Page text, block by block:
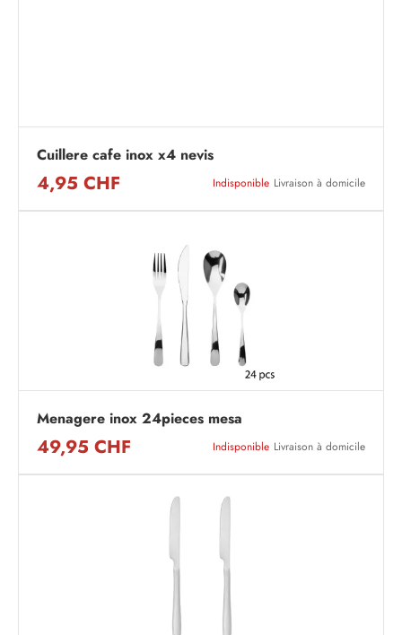
Cuillere cafe inox x4 nevis
4,95 CHF Indisponible Livraison à domicile
Menagere inox 24pieces mesa
49,95 CHF Indisponible Livraison à domicile